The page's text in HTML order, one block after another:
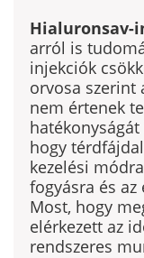
Hialuronsav-
arról is
injekciók
orvosa szerint
nem értenek
hogy
kezelési
fogyásra és
Most, hogy
elérkezett az
rendszeres